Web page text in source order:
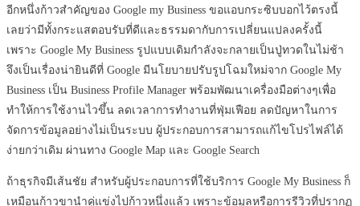
อีกหนึ่งก้าวสำคัญของ Google my Business ขอแอบกระซิบบอกไว้ตรงนี้
เลยว่ามีทั้งกระแสตอบรับที่ดีและธรรมดากับการเปลี่ยนแปลงครั้งนี้
เพราะ Google My Business รูปแบบเดิมกำลังจะกลายเป็นปู่ทวดในไม่ช้า
จึงเป็นเรื่องน่ายินดีที่ Google มีนโยบายปรับรูปโฉมใหม่จาก Google My
Business เป็น Business Profile Manager พร้อมพัฒนาเครื่องมือต่างๆเพื่อ
ทำให้การใช้งานไวขึ้น ลดเวลาการทำงานที่ฟุ่มเฟือย ลดปัญหาในการ
จัดการข้อมูลอย่างไม่เป็นระบบ ผู้ประกอบการสามารถแก้ไขโปรไฟล์ได้
ง่ายกว่าเดิม ผ่านทาง Google Map และ Google Search
ถ้าธุรกิจมีเส้นชัย สำหรับผู้ประกอบการที่ใช้บริการ Google My Business ก็
เหมือนก้าวขานำคู่แข่งไปก้าวหนึ่งแล้ว เพราะข้อมูลหรือการรีวิวที่ปรากฏ